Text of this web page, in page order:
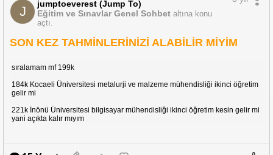
J
jumptoeverest (Jump To)
Eğitim ve Sınavlar Genel Sohbet altına konu
açtı.
SON KEZ TAHMİNLERİNİZİ ALABİLİR MİYİM
sıralamam mf 199k
184k Kocaeli Üniversitesi metalurji ve malzeme mühendisliği ikinci öğretim
gelir mi
221k İnönü Üniversitesi bilgisayar mühendisliği ikinci öğretim kesin gelir mi
yani açıkta kalır mıyım